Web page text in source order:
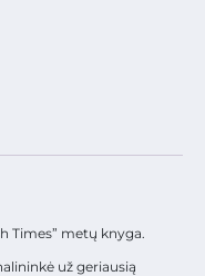
Times” metų knyga.
už geriausią